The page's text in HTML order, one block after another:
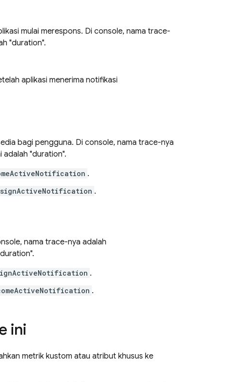
mulai merespons. Di console, nama trace-
"duration".
aplikasi menerima notifikasi
bagi pengguna. Di console, nama trace-nya
adalah "duration".
.
.
nama trace-nya adalah
.
.
ini
metrik kustom atau atribut khusus ke